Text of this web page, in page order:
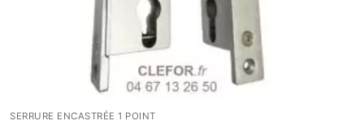
SERRURE ENCASTRÉE 1 POINT